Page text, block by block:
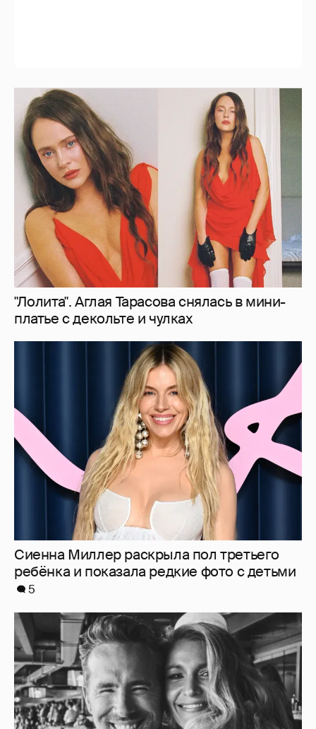
"Лолита". Аглая Тарасова снялась в мини-
платье с декольте и чулках
Сиенна Миллер раскрыла пол третьего
ребёнка и показала редкие фото с детьми
Блейк Лайвли и Райан Рейнольдс
посетили футбольный матч
1